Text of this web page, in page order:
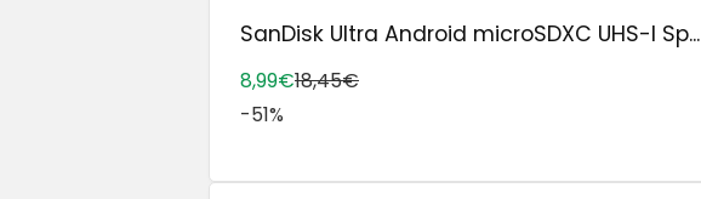
SanDisk Ultra Android microSDXC UHS-I Sp...
8,99€18,45€
-51%